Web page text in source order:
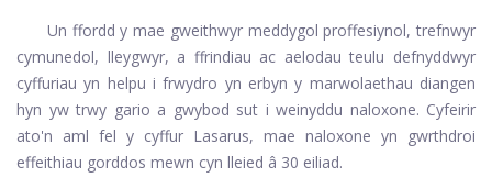
Un ffordd y mae gweithwyr meddygol proffesiynol, trefnwyr
cymunedol, lleygwyr, a ffrindiau ac aelodau teulu defnyddwyr
cyffuriau yn helpu i frwydro yn erbyn y marwolaethau diangen
hyn yw trwy gario a gwybod sut i weinyddu naloxone. Cyfeirir
ato'n aml fel y cyffur Lasarus, mae naloxone yn gwrthdroi
effeithiau gorddos mewn cyn lleied â 30 eiliad.